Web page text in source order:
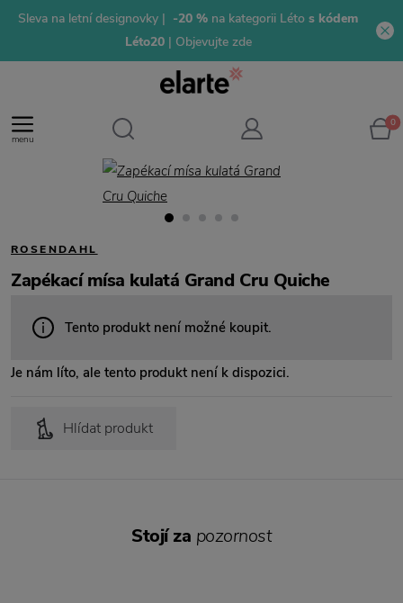
Sleva na letní designovky | -20 % na kategorii Léto s kódem
Léto20 | Objevujte zde
menu
0
ROSENDAHL
Zapékací mísa kulatá Grand Cru Quiche
Tento produkt není možné koupit.
Je nám líto, ale tento produkt není k dispozici.
Hlídat produkt
Stojí za pozornost